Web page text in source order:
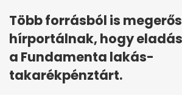
Több forrásból is
hírportálnak, hogy
a Fundamenta lakás-
takarékpénztárt.